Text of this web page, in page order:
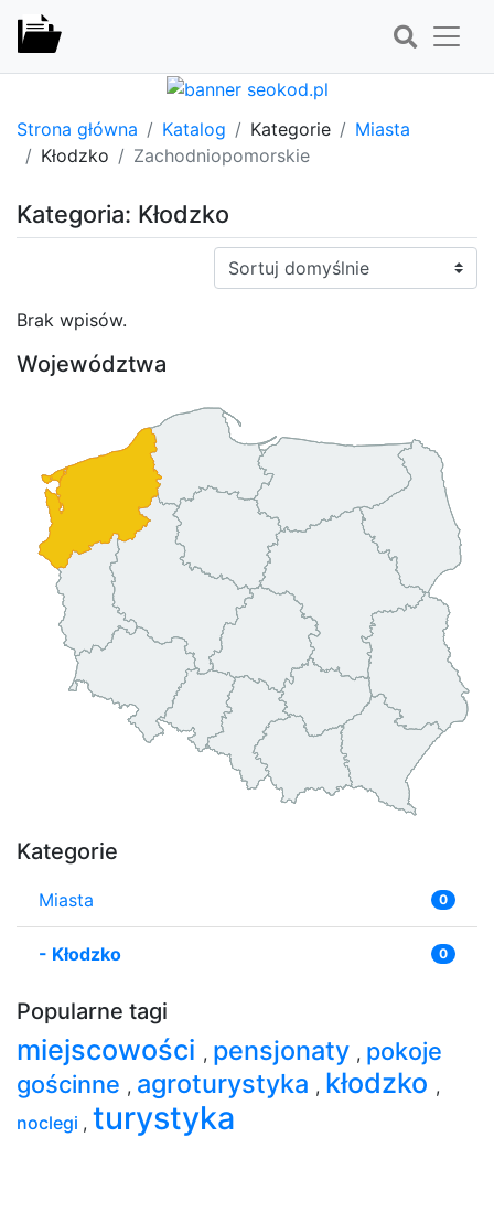
Strona główna Katalog Kategorie
Miasta
Kłodzko
Zachodniopomorskie
Kategoria: Kłodzko
Sortuj:
Brak wpisów.
Województwa
Kategorie
Miasta 0
- Kłodzko 0
Popularne tagi
miejscowości , pensjonaty , pokoje
gościnne , agroturystyka , kłodzko ,
noclegi , turystyka